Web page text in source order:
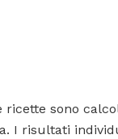
sono
I risultati